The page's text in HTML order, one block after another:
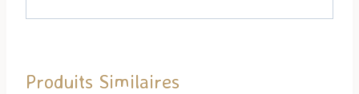
a
e
Produits Similaires